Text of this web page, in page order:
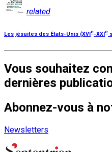
related
Les jésuites des États-Unis (XVIe-XXIe
Vous souhaitez
dernières
Abonnez-vous à
Newsletters